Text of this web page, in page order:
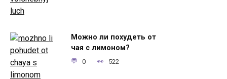
Можно ли похудеть от
чая с лимоном?
0 522